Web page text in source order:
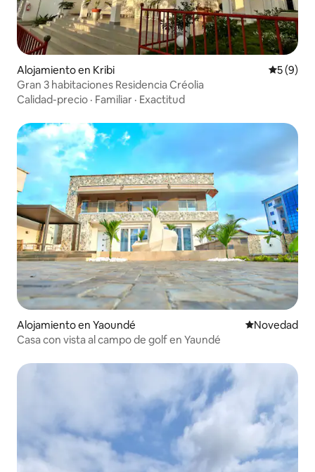
Alojamiento en Kribi
5 (9)
Gran 3 habitaciones Residencia Créolia
Calidad-precio · Familiar · Exactitud
Alojamiento en Yaoundé Lugar para
Novedad
Casa con vista al campo de golf en Yaundé